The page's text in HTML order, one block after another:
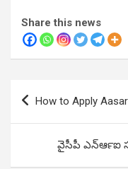
Share this news
Post
navigation
How to Apply
వైసీపీ ఎన్‍ఆర్‍ఐ